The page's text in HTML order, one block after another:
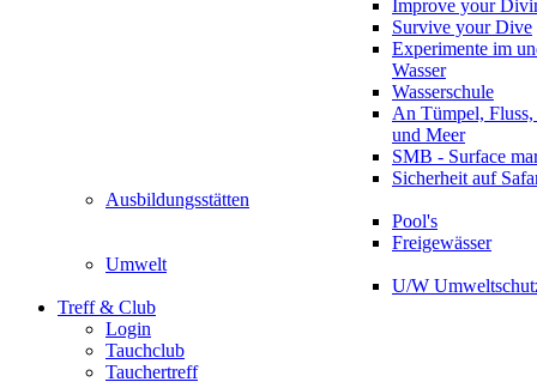
Improve your
Survive your Dive
Experimente im
Wasser
Wasserschule
An Tümpel,
und Meer
SMB - Surface
Sicherheit auf
Ausbildungsstätten
Pool's
Freigewässer
Umwelt
U/W
Treff & Club
Login
Tauchclub
Tauchertreff